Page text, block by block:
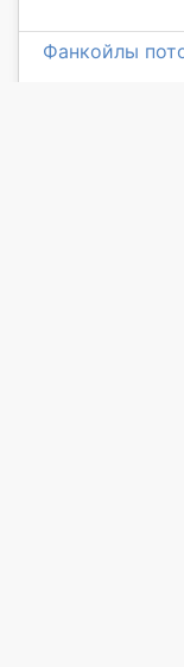
Фанкойлы